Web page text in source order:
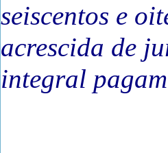
seiscentos e
acrescida de
integral